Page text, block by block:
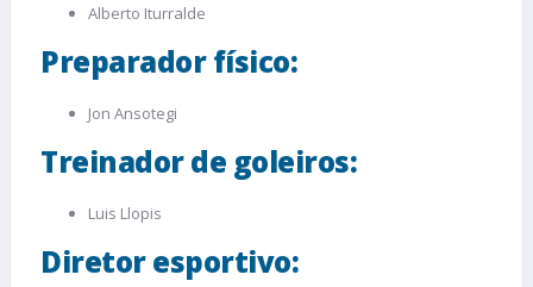
Alberto Iturralde
Preparador físico:
Jon Ansotegi
Treinador de goleiros:
Luis Llopis
Diretor esportivo: